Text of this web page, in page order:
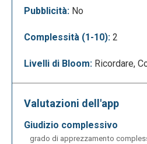
Pubblicità: No
Complessità (1-10): 2
Livelli di Bloom: Ricordare,
Valutazioni dell'app
giudizio complessivo
grado di apprezzamento